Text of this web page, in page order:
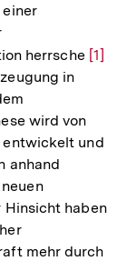
herrsche Zur
[1]
in
wird von
entwickelt und
anhand
Hinsicht haben
mehr durch